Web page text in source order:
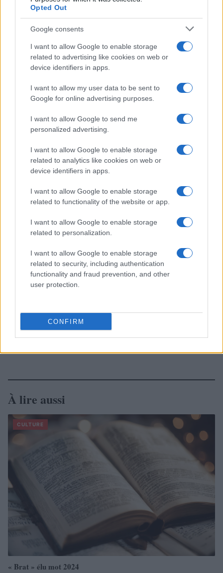
Opted Out
Google consents
I want to allow Google to enable storage
related to advertising like cookies on web or
device identifiers in apps.
I want to allow my user data to be sent to
Google for online advertising purposes.
I want to allow Google to send me
personalized advertising.
I want to allow Google to enable storage
related to analytics like cookies on web or
device identifiers in apps.
I want to allow Google to enable storage
related to functionality of the website or app.
I want to allow Google to enable storage
related to personalization.
I want to allow Google to enable storage
related to security, including authentication
functionality and fraud prevention, and other
user protection.
CONFIRM
65.92% de cet article reste à lire. Le contenu restant est
réservé aux abonnés.
AUTEUR
À lire aussi
CULTURE
« Brat » élu mot 2024